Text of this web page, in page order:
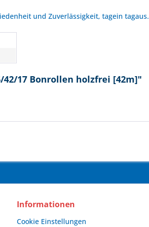
und Zuverlässigkeit, tagein tagaus.
42/17 Bonrollen holzfrei [42m]"
Informationen
Cookie Einstellungen